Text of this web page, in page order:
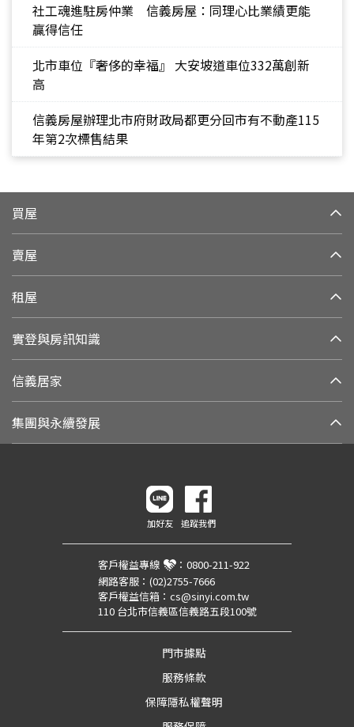
社工魂進駐房仲業 信義房屋：同理心比業績更能
贏得信任
北市車位『奢侈的幸福』 大安坡道車位332萬創新
高
信義房屋辦理北市府財政局都更分回市有不動產115
年第2次標售結果
買屋
賣屋
租屋
實登與房訊知識
信義居家
集團與永續發展
加好友 追蹤我們
客戶權益專線 ： 0800-211-922
網路客服： (02)2755-7666
客戶權益信箱： cs@sinyi.com.tw
110 台北市信義區信義路五段100號
門市據點
服務條款
保障隱私權聲明